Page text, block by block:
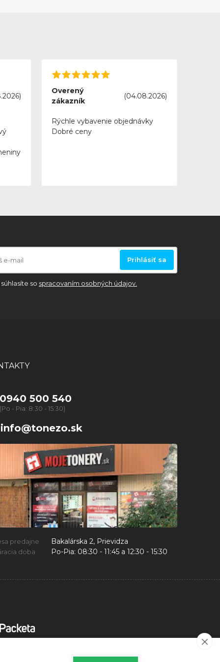
Overený
zákazník
(04.08.2026)
Rýchle vybavenie objednávky
Dobré ceny
Prihlásiť sa
so spracovaním osobných údajov.
0940 500 540
(Po - Pia: 8:30 - 15:30)
info@tonezo.sk
predajne Bakalárska 2, Prievidza
doba Po-Pia: 08:30 - 11:45 a 12:30 - 15:30